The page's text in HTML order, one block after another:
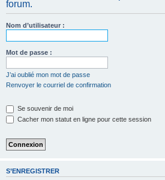
forum.
Nom d’utilisateur :
Mot de passe :
J’ai oublié mon mot de passe
Renvoyer le courriel de confirmation
Se souvenir de moi
Cacher mon statut en ligne pour cette session
S’ENREGISTRER